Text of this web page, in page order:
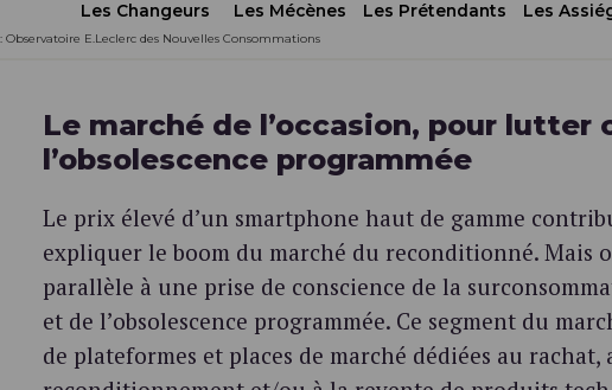
Les Changeurs Les Mécènes Les Prétendants Les
Observatoire E.Leclerc des Nouvelles Consommations
Le marché de l’occasion, pour lutter
l’obsolescence programmée
Le prix élevé d’un smartphone haut de gamme
expliquer le boom du marché du reconditionné. Mais
parallèle à une prise de conscience de la
et de l’obsolescence programmée. Ce segment du
de plateformes et places de marché dédiées au rachat,